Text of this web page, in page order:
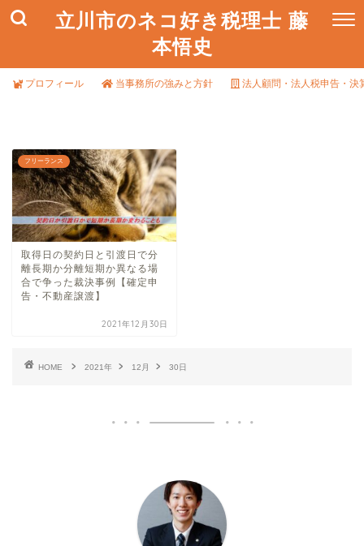
立川市のネコ好き税理士 藤
本悟史
プロフィール 当事務所の強みと方針 法人顧問・法人税申告・決
フリーランス
取得日の契約日と引渡日で分
離長期か分離短期か異なる場
合で争った裁決事例【確定申
告・不動産譲渡】
2021年12月30日
HOME 2021年 12月 30日